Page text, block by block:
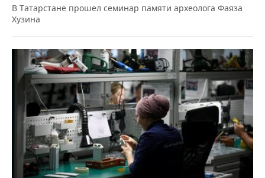
В Татарстане прошел семинар памяти археолога Фаяза
Хузина